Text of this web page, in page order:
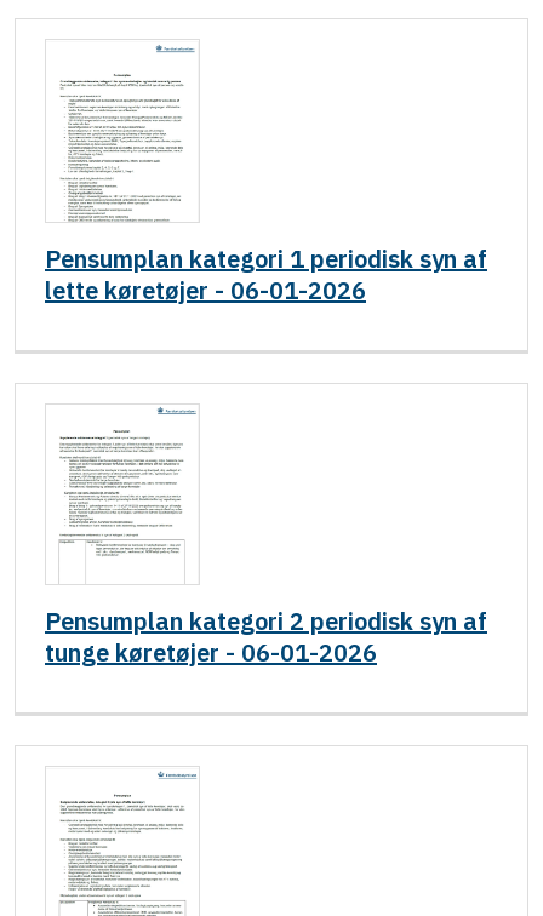
Pensumplan kategori 1 periodisk syn af
lette køretøjer - 06-01-2026
Pensumplan kategori 2 periodisk syn af
tunge køretøjer - 06-01-2026